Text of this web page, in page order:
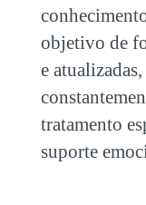
objetivo de
e
tratamento
suporte